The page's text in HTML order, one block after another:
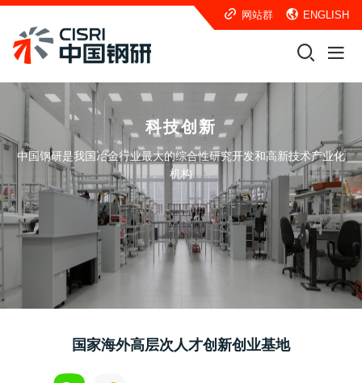
网站群 ENGLISH
科技创新
中国钢研是我国冶金行业最大的综合性研究开发和高新技术产业化
机构
国家海外高层次人才创新创业基地